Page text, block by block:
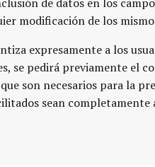
modificación de los
expresamente a los
se pedirá previamente el
son necesarios para la
sean completamente